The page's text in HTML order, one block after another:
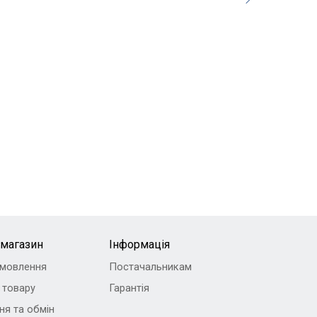
та обмін
Інформація
Постачальникам
Гарантія